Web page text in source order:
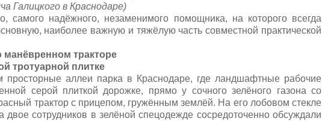
Галицкого в Краснодаре)
самого надёжного, незаменимого помощника, на которого всегда
наиболее важную и тяжёлую часть совместной практической
манёвренном тракторе
тротуарной плитке
просторные аллеи парка в Краснодаре, где ландшафтные рабочие
серой плиткой дорожке, прямо у сочного зелёного газона со
трактор с прицепом, гружённым землёй. На его лобовом стекле
сотрудников в зелёной спецодежде сосредоточенно обсуждали